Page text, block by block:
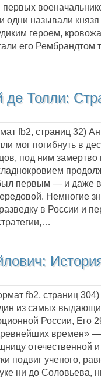
одни называли
героем,
его Рембрандтом
де Толли:
fb2, страниц 32)
мог погибнуть в
под ним замертво
первым — и даже
Немногие
в России и
fb2, страниц 304
из самых
России, Его
времен» —
отечественной
подвиг ученого,
ни до Соловьева,